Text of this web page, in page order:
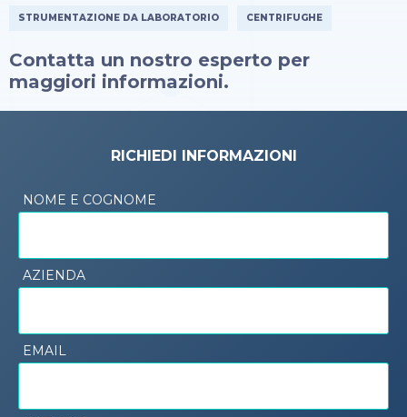
STRUMENTAZIONE DA LABORATORIO CENTRIFUGHE
Contatta un nostro esperto per
maggiori informazioni.
RICHIEDI INFORMAZIONI
NOME E COGNOME
AZIENDA
EMAIL